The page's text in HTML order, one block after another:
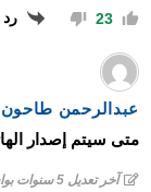
23 رد
عبدالرحمن طاحون
متى سيتم إصدار
آخر تعديل 5 سنوات بواسطة عبدالرحمن طاحون